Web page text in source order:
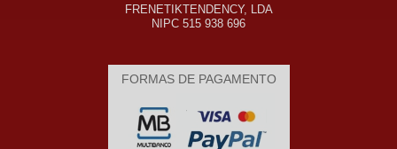
FRENETIKTENDENCY, LDA
NIPC 515 938 696
FORMAS DE PAGAMENTO